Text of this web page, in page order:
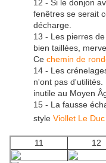
12 - Si le donjon
fenêtres se serait
décharge.
13 - Les pierres
bien taillées,
Ce chemin de
14 - Les
n'ont pas
inutile au Moyen
15 - La fausse
style Viollet Le Duc
11 12